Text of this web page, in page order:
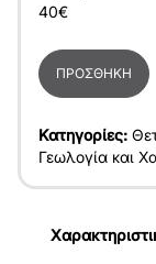
40€
ΠΡΟΣΘΉΚΗ
Κατηγορίες:
Γεωλογία και